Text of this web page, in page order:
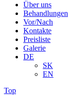
Über uns
Behandlungen
Vor/Nach
Kontakte
Preisliste
Galerie
DE
SK
EN
Top